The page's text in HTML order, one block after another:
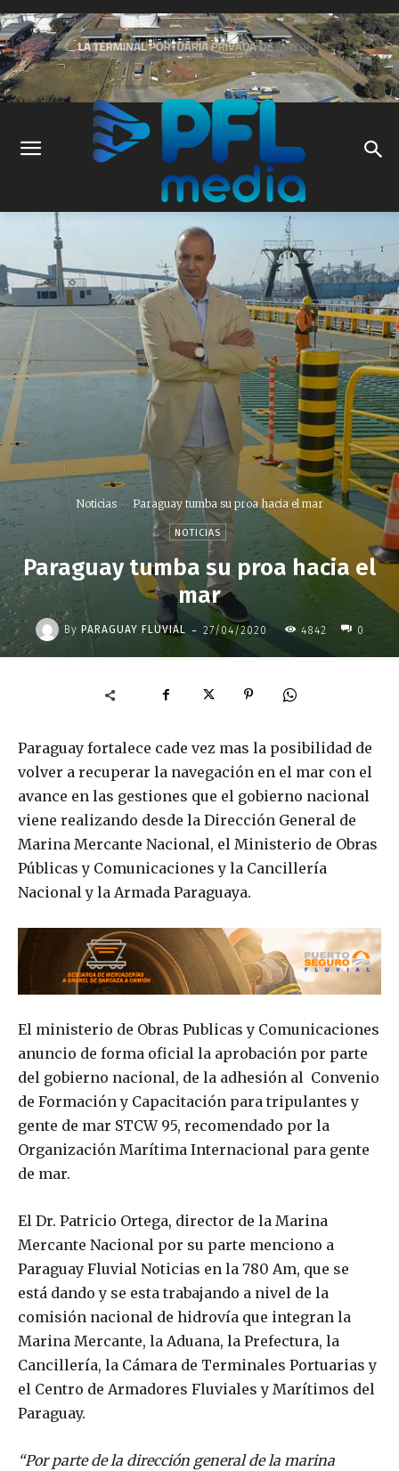
Noticias Paraguay tumba su proa hacia el mar
NOTICIAS
Paraguay tumba su proa hacia el
mar
By PARAGUAY FLUVIAL - 27/04/2020 4842 0
Paraguay fortalece cade vez mas la posibilidad de
volver a recuperar la navegación en el mar con el
avance en las gestiones que el gobierno nacional
viene realizando desde la Dirección General de
Marina Mercante Nacional, el Ministerio de Obras
Públicas y Comunicaciones y la Cancillería
Nacional y la Armada Paraguaya.
El ministerio de Obras Publicas y Comunicaciones
anuncio de forma oficial la aprobación por parte
del gobierno nacional, de la adhesión al Convenio
de Formación y Capacitación para tripulantes y
gente de mar STCW 95, recomendado por la
Organización Marítima Internacional para gente
de mar.
El Dr. Patricio Ortega, director de la Marina
Mercante Nacional por su parte menciono a
Paraguay Fluvial Noticias en la 780 Am, que se
está dando y se esta trabajando a nivel de la
comisión nacional de hidrovía que integran la
Marina Mercante, la Aduana, la Prefectura, la
Cancillería, la Cámara de Terminales Portuarias y
el Centro de Armadores Fluviales y Marítimos del
Paraguay.
“Por parte de la dirección general de la marina